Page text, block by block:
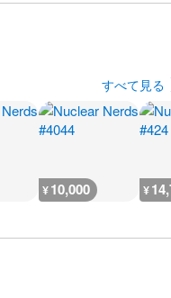
すべて見る
¥10,000 ¥